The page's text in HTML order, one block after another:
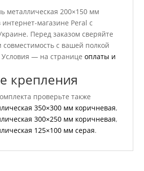
металлическая 200×150 мм
магазине Peral с
Перед заказом сверяйте
совместимость с вашей полкой
Условия — на страницеоплаты и
крепления
проверьте также
350×300 мм коричневая,
300×250 мм коричневая,
125×100 мм серая.